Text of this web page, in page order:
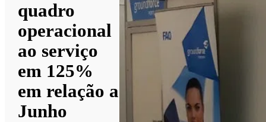
quadro
operacional
ao serviço
em 125%
em relação a
Junho